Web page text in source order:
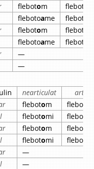
flebotom flebot
flebotoame fleboto
flebotom flebot
flebotoame fleboto
—
—
nearticulat
flebotom flebot
flebotomi flebot
flebotom flebot
flebotomi flebot
—
—